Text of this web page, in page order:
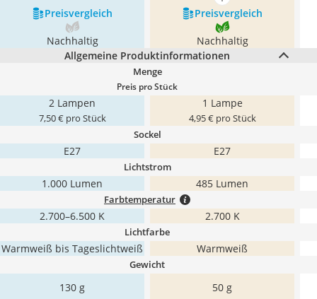
Preis­vergleich
Preis­vergleich
Nachhaltig
Nachhaltig
Allgemeine Produktinformationen
Menge
Preis pro Stück
2 Lampen
7,50 € pro Stück
1 Lampe
4,95 € pro Stück
Sockel
E27 E27
Lichtstrom
1.000 Lumen 485 Lumen
Farbtemperatur
2.700–6.500 K 2.700 K
Lichtfarbe
Warmweiß bis Tageslichtweiß Warmweiß
Gewicht
130 g
50 g